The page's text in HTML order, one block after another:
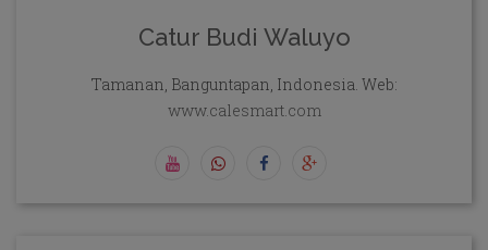
Catur Budi Waluyo
Tamanan, Banguntapan, Indonesia. Web:
www.calesmart.com